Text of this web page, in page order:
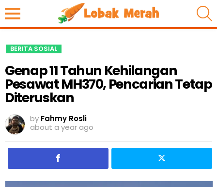
BERITA SOSIAL
Genap 11 Tahun Kehilangan
Pesawat MH370, Pencarian Tetap
Diteruskan
by Fahmy Rosli
about a year ago